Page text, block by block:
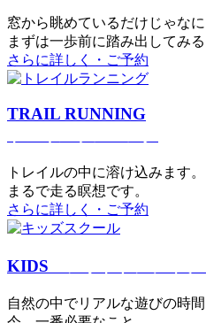
窓から眺めているだけじゃな
まずは一歩前に踏み出してみる
さらに詳しく・ご予約
TRAIL RUNNING
トレイルの中に溶け込みます。
まるで⾛る瞑想です。
さらに詳しく・ご予約
KIDS
⾃然の中でリアルな遊びの時間